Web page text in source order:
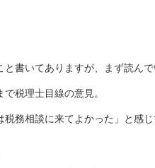
と書いてありますが、まず読ん
税理士目線の意見。
税務相談に来てよかった」と感